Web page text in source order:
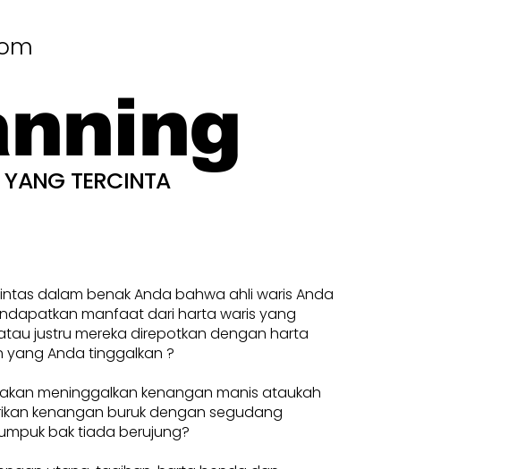
TERCINTA
dalam benak Anda bahwa ahli waris Anda
manfaat dari harta waris yang
justru mereka direpotkan dengan harta
yang Anda tinggalkan ?
meninggalkan kenangan manis ataukah
kenangan buruk dengan segudang
bak tiada berujung?